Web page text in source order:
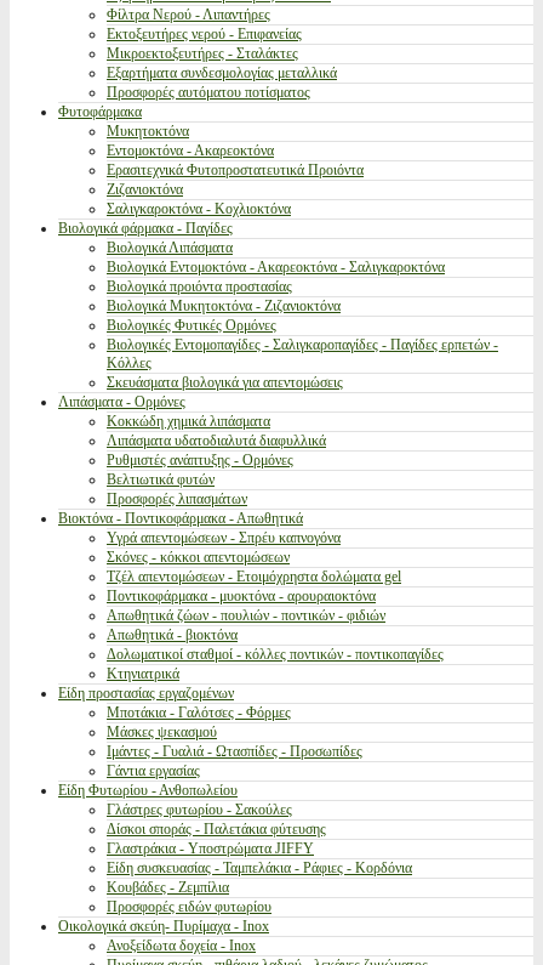
Φίλτρα Νερού - Λιπαντήρες
Εκτοξευτήρες νερού - Επιφανείας
Μικροεκτοξευτήρες - Σταλάκτες
Εξαρτήματα συνδεσμολογίας μεταλλικά
Προσφορές αυτόματου ποτίσματος
Φυτοφάρμακα
Μυκητοκτόνα
Εντομοκτόνα - Ακαρεοκτόνα
Ερασιτεχνικά Φυτοπροστατευτικά Προιόντα
Ζιζανιοκτόνα
Σαλιγκαροκτόνα - Κοχλιοκτόνα
Βιολογικά φάρμακα - Παγίδες
Βιολογικά Λιπάσματα
Βιολογικά Εντομοκτόνα - Ακαρεοκτόνα - Σαλιγκαροκτόνα
Βιολογικά προιόντα προστασίας
Βιολογικά Μυκητοκτόνα - Ζιζανιοκτόνα
Βιολογικές Φυτικές Ορμόνες
Βιολογικές Εντομοπαγίδες - Σαλιγκαροπαγίδες - Παγίδες ερπετών -
Κόλλες
Σκευάσματα βιολογικά για απεντομώσεις
Λιπάσματα - Ορμόνες
Κοκκώδη χημικά λιπάσματα
Λιπάσματα υδατοδιαλυτά διαφυλλικά
Ρυθμιστές ανάπτυξης - Ορμόνες
Βελτιωτικά φυτών
Προσφορές λιπασμάτων
Βιοκτόνα - Ποντικοφάρμακα - Απωθητικά
Υγρά απεντομώσεων - Σπρέυ καπνογόνα
Σκόνες - κόκκοι απεντομώσεων
Τζέλ απεντομώσεων - Ετοιμόχρηστα δολώματα gel
Ποντικοφάρμακα - μυοκτόνα - αρουραιοκτόνα
Απωθητικά ζώων - πουλιών - ποντικών - φιδιών
Απωθητικά - βιοκτόνα
Δολωματικοί σταθμοί - κόλλες ποντικών - ποντικοπαγίδες
Κτηνιατρικά
Είδη προστασίας εργαζομένων
Μποτάκια - Γαλότσες - Φόρμες
Μάσκες ψεκασμού
Ιμάντες - Γυαλιά - Ωτασπίδες - Προσωπίδες
Γάντια εργασίας
Είδη Φυτωρίου - Ανθοπωλείου
Γλάστρες φυτωρίου - Σακούλες
Δίσκοι σποράς - Παλετάκια φύτευσης
Γλαστράκια - Υποστρώματα JIFFY
Είδη συσκευασίας - Ταμπελάκια - Ράφιες - Κορδόνια
Κουβάδες - Ζεμπίλια
Προσφορές ειδών φυτωρίου
Οικολογικά σκεύη- Πυρίμαχα - Inox
Ανοξείδωτα δοχεία - Inox